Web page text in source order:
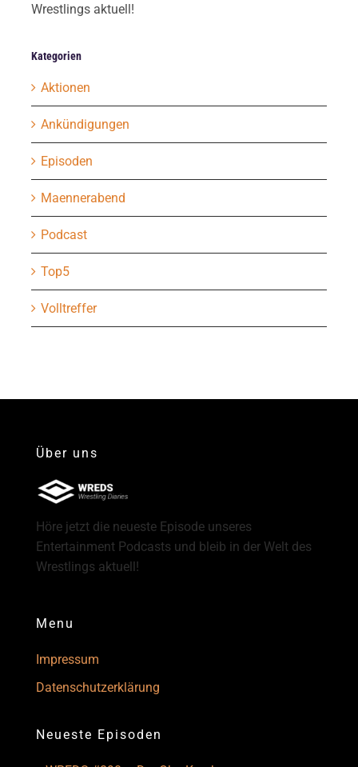
Wrestlings aktuell!
Kategorien
Aktionen
Ankündigungen
Episoden
Maennerabend
Podcast
Top5
Volltreffer
Über uns
Höre jetzt die neueste Episode unseres
Entertainment Podcasts und bleib in der Welt des
Wrestlings aktuell!
Menu
Impressum
Datenschutzerklärung
Neueste Episoden